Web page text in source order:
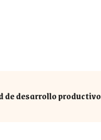
de desarrollo productivo